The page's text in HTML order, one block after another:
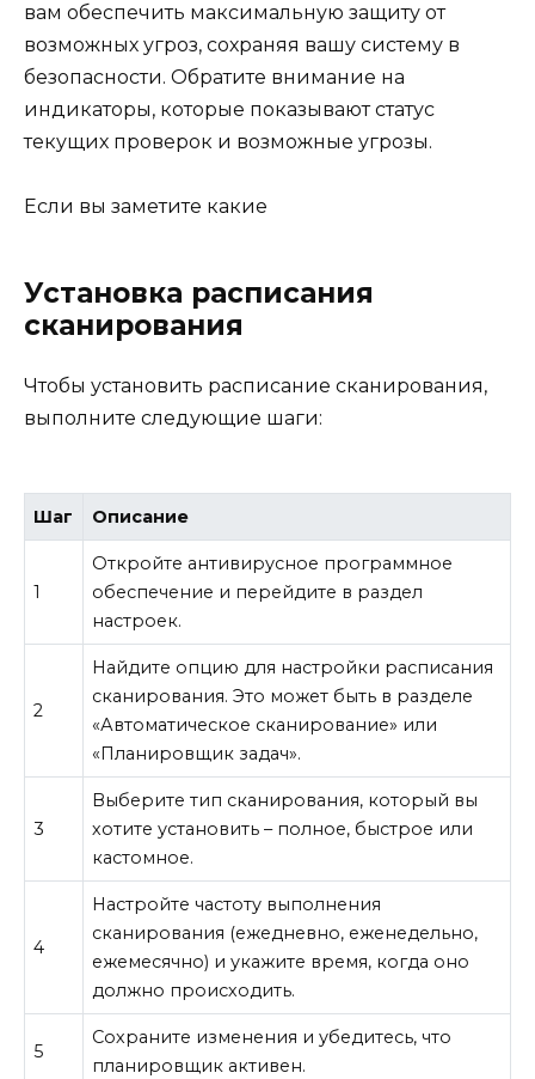
вам обеспечить максимальную защиту от
возможных угроз, сохраняя вашу систему в
безопасности. Обратите внимание на
индикаторы, которые показывают статус
текущих проверок и возможные угрозы.
Если вы заметите какие
Установка расписания
сканирования
Чтобы установить расписание сканирования,
выполните следующие шаги:
Шаг Описание
1
Откройте антивирусное программное
обеспечение и перейдите в раздел
настроек.
2
Найдите опцию для настройки расписания
сканирования. Это может быть в разделе
«Автоматическое сканирование» или
«Планировщик задач».
3
Выберите тип сканирования, который вы
хотите установить – полное, быстрое или
кастомное.
4
Настройте частоту выполнения
сканирования (ежедневно, еженедельно,
ежемесячно) и укажите время, когда оно
должно происходить.
5
Сохраните изменения и убедитесь, что
планировщик активен.